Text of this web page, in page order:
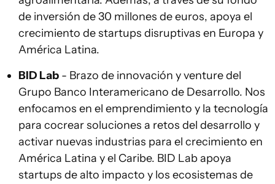
de inversión de 30 millones de euros, apoya el
crecimiento de startups disruptivas en Europa y
América Latina.
BID Lab - Brazo de innovación y venture del
Grupo Banco Interamericano de Desarrollo. Nos
enfocamos en el emprendimiento y la tecnología
para cocrear soluciones a retos del desarrollo y
activar nuevas industrias para el crecimiento en
América Latina y el Caribe. BID Lab apoya
startups de alto impacto y los ecosistemas de